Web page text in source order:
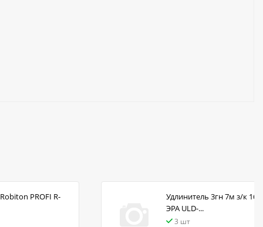
PROFI R-
Удлинитель 3гн 7м з/к 16А
ЭРА ULD-...
3 шт